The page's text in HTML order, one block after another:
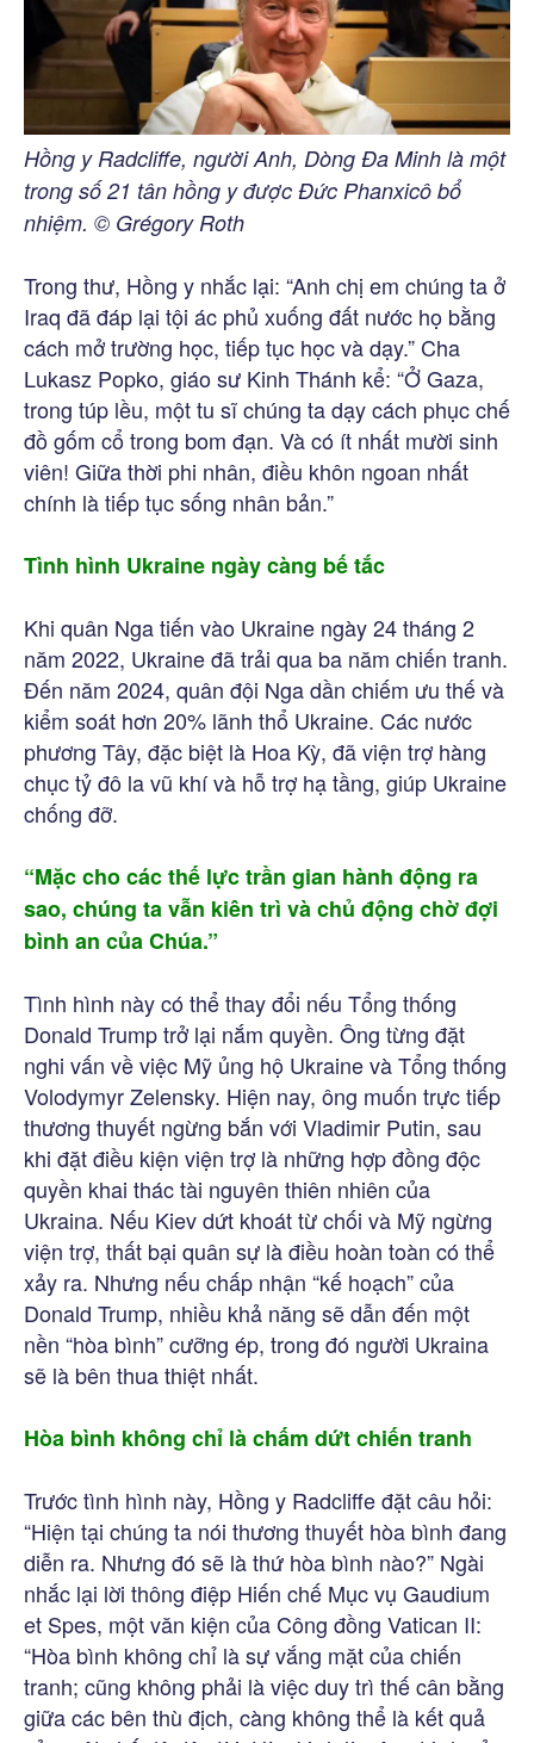
Hồng y Radcliffe, người Anh, Dòng Đa Minh là một
trong số 21 tân hồng y được Đức Phanxicô bổ
nhiệm. © Grégory Roth
Trong thư, Hồng y nhắc lại: “Anh chị em chúng ta ở
Iraq đã đáp lại tội ác phủ xuống đất nước họ bằng
cách mở trường học, tiếp tục học và dạy.” Cha
Lukasz Popko, giáo sư Kinh Thánh kể: “Ở Gaza,
trong túp lều, một tu sĩ chúng ta dạy cách phục chế
đồ gốm cổ trong bom đạn. Và có ít nhất mười sinh
viên! Giữa thời phi nhân, điều khôn ngoan nhất
chính là tiếp tục sống nhân bản.”
Tình hình Ukraine ngày càng bế tắc
Khi quân Nga tiến vào Ukraine ngày 24 tháng 2
năm 2022, Ukraine đã trải qua ba năm chiến tranh.
Đến năm 2024, quân đội Nga dần chiếm ưu thế và
kiểm soát hơn 20% lãnh thổ Ukraine. Các nước
phương Tây, đặc biệt là Hoa Kỳ, đã viện trợ hàng
chục tỷ đô la vũ khí và hỗ trợ hạ tầng, giúp Ukraine
chống đỡ.
“Mặc cho các thế lực trần gian hành động ra
sao, chúng ta vẫn kiên trì và chủ động chờ đợi
bình an của Chúa.”
Tình hình này có thể thay đổi nếu Tổng thống
Donald Trump trở lại nắm quyền. Ông từng đặt
nghi vấn về việc Mỹ ủng hộ Ukraine và Tổng thống
Volodymyr Zelensky. Hiện nay, ông muốn trực tiếp
thương thuyết ngừng bắn với Vladimir Putin, sau
khi đặt điều kiện viện trợ là những hợp đồng độc
quyền khai thác tài nguyên thiên nhiên của
Ukraina. Nếu Kiev dứt khoát từ chối và Mỹ ngừng
viện trợ, thất bại quân sự là điều hoàn toàn có thể
xảy ra. Nhưng nếu chấp nhận “kế hoạch” của
Donald Trump, nhiều khả năng sẽ dẫn đến một
nền “hòa bình” cưỡng ép, trong đó người Ukraina
sẽ là bên thua thiệt nhất.
Hòa bình không chỉ là chấm dứt chiến tranh
Trước tình hình này, Hồng y Radcliffe đặt câu hỏi:
“Hiện tại chúng ta nói thương thuyết hòa bình đang
diễn ra. Nhưng đó sẽ là thứ hòa bình nào?” Ngài
nhắc lại lời thông điệp Hiến chế Mục vụ Gaudium
et Spes, một văn kiện của Công đồng Vatican II:
“Hòa bình không chỉ là sự vắng mặt của chiến
tranh; cũng không phải là việc duy trì thế cân bằng
giữa các bên thù địch, càng không thể là kết quả